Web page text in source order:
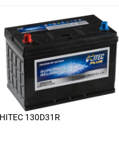
HITEC 130D31R